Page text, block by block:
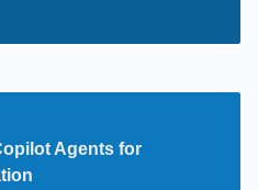
Agents for